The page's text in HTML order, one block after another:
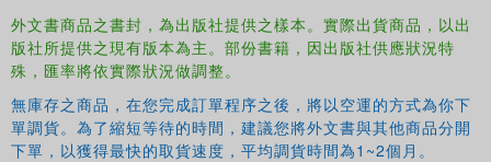
Magic Forest and the Portals of Panic.
外文書商品之書封，為出版社提供之樣本。實際出貨商品，以出
版社所提供之現有版本為主。部份書籍，因出版社供應狀況特
殊，匯率將依實際狀況做調整。
無庫存之商品，在您完成訂單程序之後，將以空運的方式為你下
單調貨。為了縮短等待的時間，建議您將外文書與其他商品分開
下單，以獲得最快的取貨速度，平均調貨時間為1~2個月。